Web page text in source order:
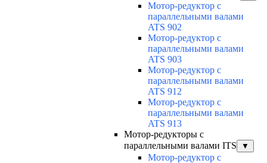
Мотор-редуктор с
параллельными валами
ATS 902
Мотор-редуктор с
параллельными валами
ATS 903
Мотор-редуктор с
параллельными валами
ATS 912
Мотор-редуктор с
параллельными валами
ATS 913
Мотор-редукторы с
параллельными валами ITS
▼
Мотор-редуктор с